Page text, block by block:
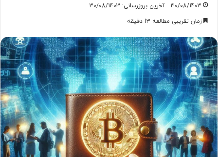
30/08/1403
آخرین بروزرسانی: 30/08/1403
زمان تقریبی مطالعه 13 دقیقه